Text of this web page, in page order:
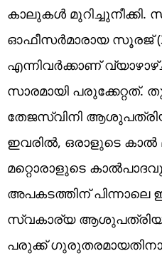
കാലുകൾ മുറിച്ചുനീക്കി.
ഓഫീസർമാരായ സൂരജ്
എന്നിവർക്കാണ്
സാരമായി പരുക്കേറ്റത്.
തേജസ്വിനി
ഇവരിൽ, ഒരാളുടെ കാൽ
മറ്റൊരാളുടെ
അ‌പകടത്തിന് പിന്നാലെ
സ്വകാര്യ ആശുപത്രിയിൽ
പരുക്ക്